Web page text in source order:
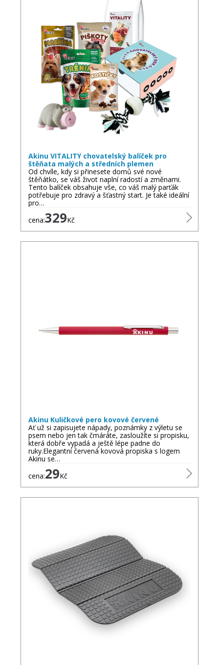
Akinu VITALITY chovatelský balíček pro
štěňata malých a středních plemen
Od chvíle, kdy si přinesete domů své nové
štěňátko, se váš život naplní radostí a změnami.
Tento balíček obsahuje vše, co váš malý parťák
potřebuje pro zdravý a šťastný start. Je také ideální
pro…
cena:329Kč
Akinu Kuličkové pero kovové červené
Ať už si zapisujete nápady, poznámky z výletu se
psem nebo jen tak čmáráte, zasloužíte si propisku,
která dobře vypadá a ještě lépe padne do
ruky.Elegantní červená kovová propiska s logem
Akinu se…
cena:29Kč